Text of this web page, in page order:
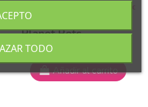
Andadores
Planet Pets
Interactivos
Añadir al carrito
TODO